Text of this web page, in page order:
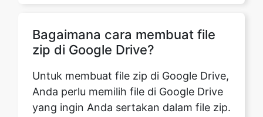
Anda perlu memilih file di Google Drive
yang ingin Anda sertakan dalam file zip.
Klik pada tiga titik dan pilih opsi
'Unduh'. Setelah diunduh, klik kanan
pada file, pilih 'Tambahkan ke arsip,